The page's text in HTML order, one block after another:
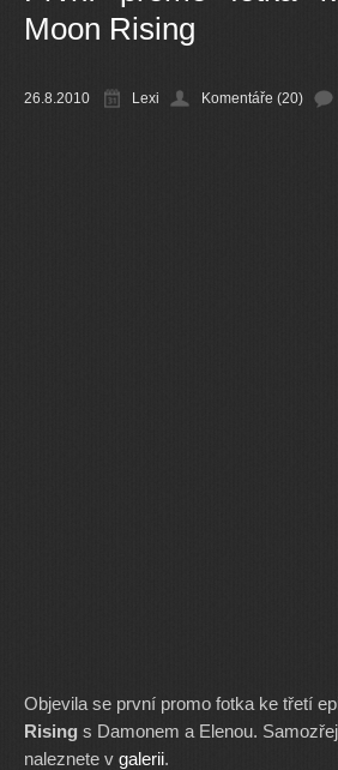
Ostatní
Moon Rising
26.8.2010 Lexi Komentáře (20)
Objevila se první promo fotka ke třetí
Rising s Damonem a Elenou.
naleznete v galerii.